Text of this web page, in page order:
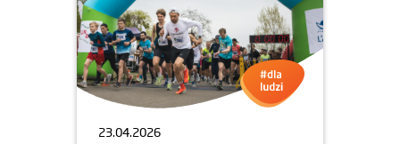
23.04.2026